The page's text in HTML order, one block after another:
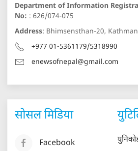
Department of Information
No: : 626/074-075
Address: Bhimsensthan-20,
+977 01-5361179/5318990
enewsofnepal@gmail.com
सोसल मिडिया
Facebook